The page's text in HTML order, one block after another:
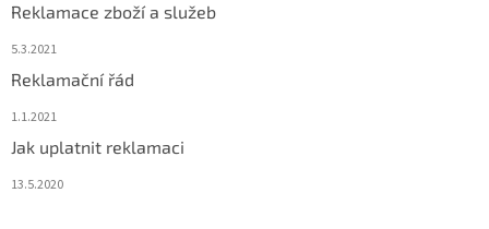
Reklamace zboží a služeb
5.3.2021
Reklamační řád
1.1.2021
Jak uplatnit reklamaci
13.5.2020